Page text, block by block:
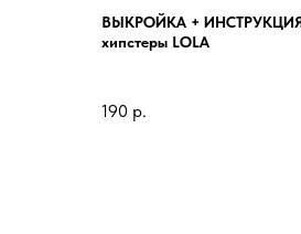
ВЫКРОЙКА +
хипстеры LOLA
190 р.